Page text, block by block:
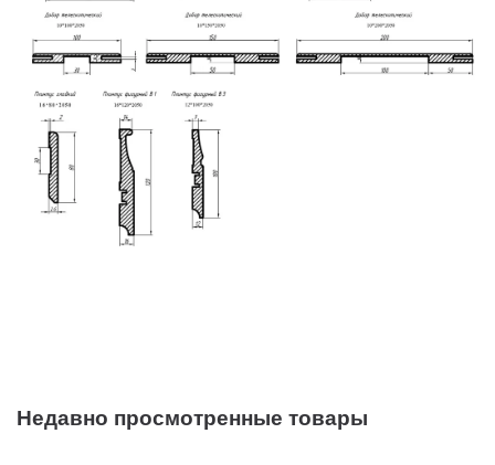
Недавно просмотренные товары